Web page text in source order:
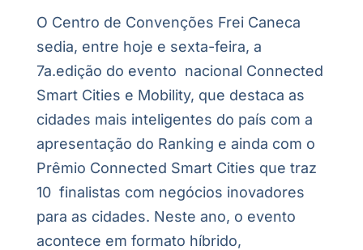
O Centro de Convenções Frei Caneca
sedia, entre hoje e sexta-feira, a
7a.edição do evento nacional Connected
Smart Cities e Mobility, que destaca as
cidades mais inteligentes do país com a
apresentação do Ranking e ainda com o
Prêmio Connected Smart Cities que traz
10 finalistas com negócios inovadores
para as cidades. Neste ano, o evento
acontece em formato híbrido,